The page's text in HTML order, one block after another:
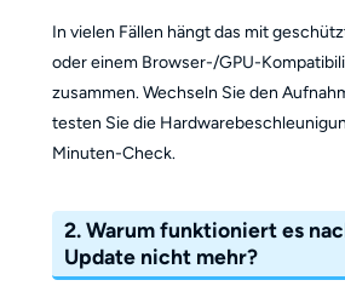
In vielen Fällen hängt das mit
oder einem Browser-/GPU-
zusammen. Wechseln Sie den
testen Sie die
Minuten-Check.
2.Warum funktioniert es
Update nicht mehr?